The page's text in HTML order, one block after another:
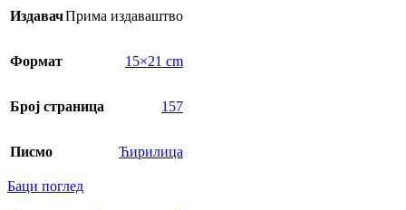
ИздавачПрима издаваштво
Формат 15×21 cm
Број страница 157
Писмо Ћирилица
Баци поглед